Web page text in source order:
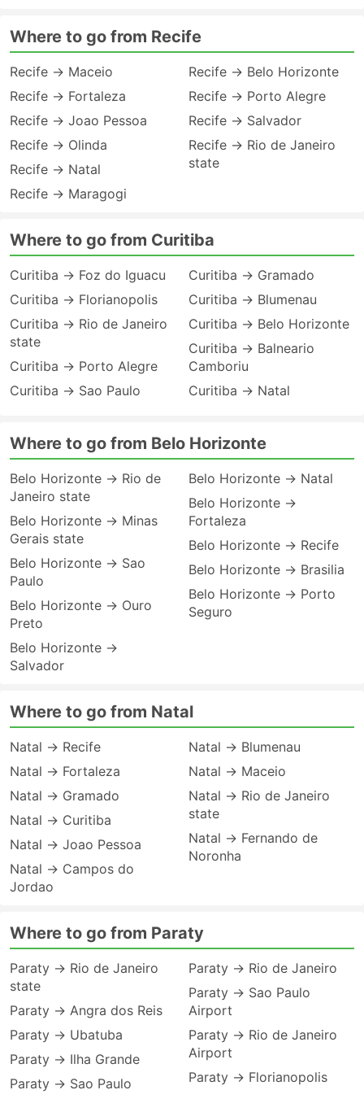
Where to go from Recife
Recife → Maceio
Recife → Fortaleza
Recife → Joao Pessoa
Recife → Olinda
Recife → Natal
Recife → Maragogi
Recife → Belo Horizonte
Recife → Porto Alegre
Recife → Salvador
Recife → Rio de Janeiro
state
Where to go from Curitiba
Curitiba → Foz do Iguacu
Curitiba → Florianopolis
Curitiba → Rio de Janeiro
state
Curitiba → Porto Alegre
Curitiba → Sao Paulo
Curitiba → Gramado
Curitiba → Blumenau
Curitiba → Belo Horizonte
Curitiba → Balneario
Camboriu
Curitiba → Natal
Where to go from Belo Horizonte
Belo Horizonte → Rio de
Janeiro state
Belo Horizonte → Minas
Gerais state
Belo Horizonte → Sao
Paulo
Belo Horizonte → Ouro
Preto
Belo Horizonte →
Salvador
Belo Horizonte → Natal
Belo Horizonte →
Fortaleza
Belo Horizonte → Recife
Belo Horizonte → Brasilia
Belo Horizonte → Porto
Seguro
Where to go from Natal
Natal → Recife
Natal → Fortaleza
Natal → Gramado
Natal → Curitiba
Natal → Joao Pessoa
Natal → Campos do
Jordao
Natal → Blumenau
Natal → Maceio
Natal → Rio de Janeiro
state
Natal → Fernando de
Noronha
Where to go from Paraty
Paraty → Rio de Janeiro
state
Paraty → Angra dos Reis
Paraty → Ubatuba
Paraty → Ilha Grande
Paraty → Sao Paulo
Paraty → Rio de Janeiro
Paraty → Sao Paulo
Airport
Paraty → Rio de Janeiro
Airport
Paraty → Florianopolis